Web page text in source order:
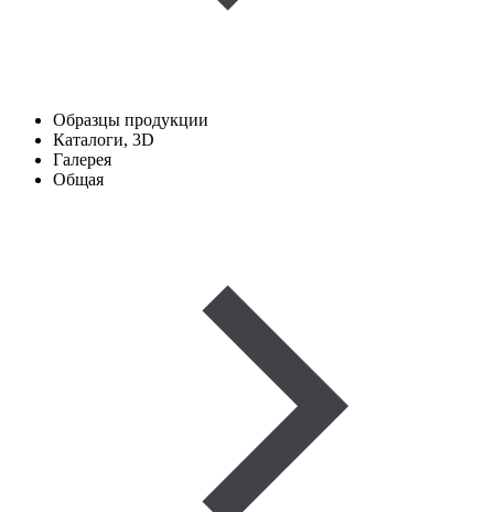
Образцы продукции
Каталоги, 3D
Галерея
Общая